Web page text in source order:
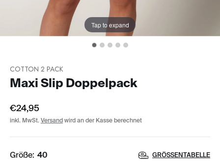
Tap to expand
COTTON 2 PACK
Maxi Slip Doppelpack
€24,95
inkl. MwSt. Versand wird an der Kasse berechnet
Größe: 40 GRÖSSENTABELLE